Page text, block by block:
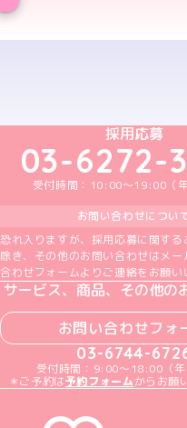
めいどり
めい
採用応募
03-6272-
受付時間：10:00～19:00（年
お問い合わせについ
恐れ入りますが、採用応募に関する
除き、その他のお問い合わせはメー
合わせフォームよりご連絡をお願い
サービス、商品、その他の
お問い合わせフォ
03-6744-
受付時間：9:00～18:00（年
＊ご予約は予約フォームからお願